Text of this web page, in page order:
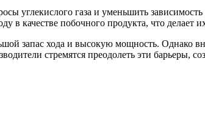
углекислого газа и уменьшить
в качестве побочного продукта, что
запас хода и высокую мощность. Однако
стремятся преодолеть эти барьеры,